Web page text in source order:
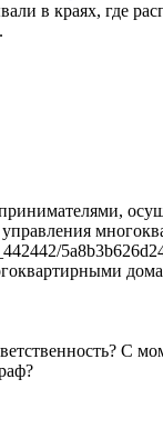
в краях, где
С